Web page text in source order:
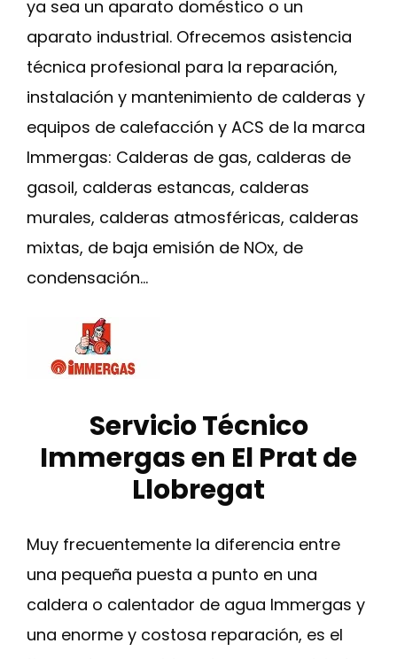
ya sea un aparato doméstico o un
aparato industrial. Ofrecemos asistencia
técnica profesional para la reparación,
instalación y mantenimiento de calderas y
equipos de calefacción y ACS de la marca
Immergas: Calderas de gas, calderas de
gasoil, calderas estancas, calderas
murales, calderas atmosféricas, calderas
mixtas, de baja emisión de NOx, de
condensación…
Servicio Técnico
Immergas en El Prat de
Llobregat
Muy frecuentemente la diferencia entre
una pequeña puesta a punto en una
caldera o calentador de agua Immergas y
una enorme y costosa reparación, es el